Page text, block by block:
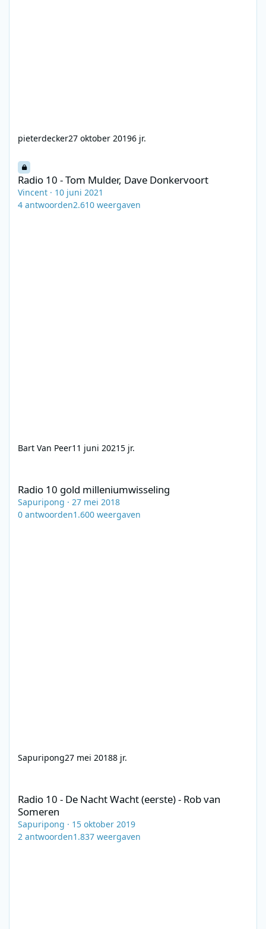
pieterdecker27 oktober 20196 jr.
Radio 10 - Tom Mulder, Dave Donkervoort
Radio 10 - Tom Mulder, Dave Donkervoort
Vincent · 10 juni 2021
4 antwoorden2.610 weergaven
Bart Van Peer11 juni 20215 jr.
Radio 10 gold milleniumwisseling
Sapuripong · 27 mei 2018
0 antwoorden1.600 weergaven
Sapuripong27 mei 20188 jr.
Radio 10 - De Nacht Wacht (eerste) - Rob van
Someren
Sapuripong · 15 oktober 2019
2 antwoorden1.837 weergaven